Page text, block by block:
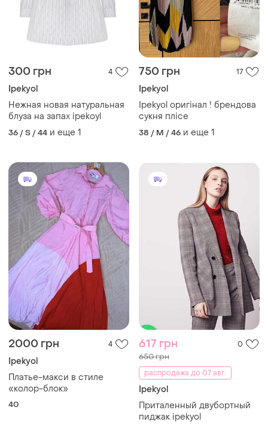
300 грн 4
Ipekyol
Нежная новая натуральная
блуза на запах ipekoyl
36 / S / 44 и еще 1
750 грн 17
Ipekyol
Ipekyol оригінал ! брендова
сукня плісе
38 / M / 46 и еще 1
2000 грн 4
Ipekyol
Платье-макси в стиле
«колор-блок»
40
617 грн 0
650 грн
распродажа до 07 авг.
Ipekyol
Приталенный двубортный
пиджак ipekyol